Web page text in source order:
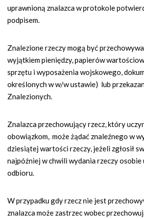
uprawnioną znalazca w protokole
podpisem.
Znalezione rzeczy mogą być
wyjątkiem pieniędzy, papierów
sprzętu i wyposażenia wojskowego,
określonych w w/w ustawie) lub
Znalezionych.
Znalazca przechowujący rzecz, który
obowiązkom, może żądać znaleźnego w
dziesiątej wartości rzeczy, jeżeli zgłosił
najpóźniej w chwili wydania rzeczy
odbioru.
W przypadku gdy rzecz nie jest
znalazca może zastrzec wobec